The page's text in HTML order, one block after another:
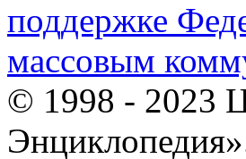
поддержке
массовым
© 1998 - 2023